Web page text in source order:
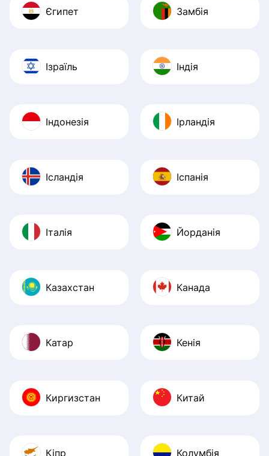
Єгипет Замбія
Ізраїль Індія
Індонезія Ірландія
Ісландія Іспанія
Італія Йорданія
Казахстан Канада
Катар Кенія
Киргизстан Китай
Кіпр Колумбія